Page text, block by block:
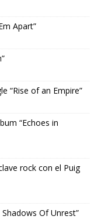
Apart”
“Rise of an Empire”
“Echoes in
rock con el Puig
Of Unrest”